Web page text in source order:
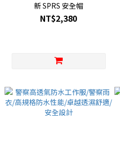
新 SPRS 安全帽
NT$2,380